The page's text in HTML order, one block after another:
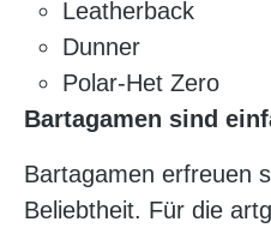
Leatherback
Dunner
Polar-Het Zero
Bartagamen sind
Bartagamen erfreuen
Beliebtheit. Für die